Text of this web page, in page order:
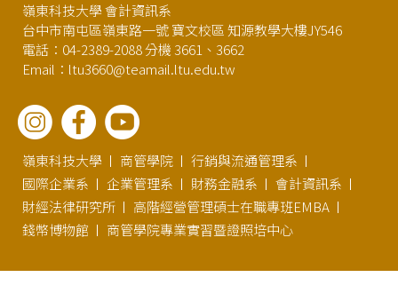
嶺東科技大學 會計資訊系
台中市南屯區嶺東路一號 寶文校區 知源教學大樓JY546
電話：04-2389-2088 分機 3661、3662
Email：ltu3660@teamail.ltu.edu.tw
嶺東科技大學 商管學院
行銷與流通管理系
國際企業系
企業管理系 財務金融系
會計資訊系
財經法律研究所
高階經營管理碩士在職專班EMBA
錢幣博物館
商管學院專業實習暨證照培中心